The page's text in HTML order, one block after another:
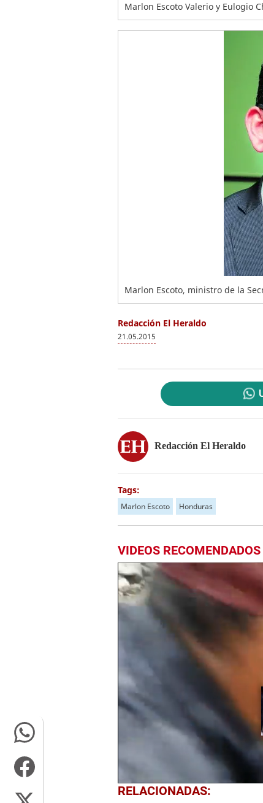
Marlon Escoto Valerio y Eulogio
Marlon Escoto, ministro de la
Redacción El Heraldo
21.05.2015
Redacción El Heraldo
Tags:
Marlon Escoto Honduras
VIDEOS RECOMENDADOS
0
seconds
RELACIONADAS: